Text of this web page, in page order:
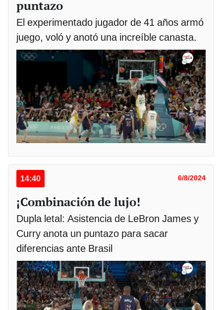
puntazo
El experimentado jugador de 41 años armó
juego, voló y anotó una increíble canasta.
14:40 6/8/2024
¡Combinación de lujo!
Dupla letal: Asistencia de LeBron James y
Curry anota un puntazo para sacar
diferencias ante Brasil